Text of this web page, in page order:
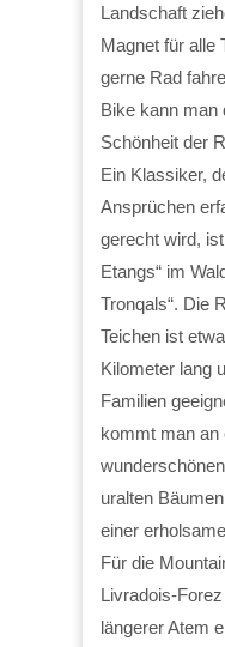
Landschaft
Magnet für alle
gerne Rad
Bike kann man
Schönheit der
Ein Klassiker,
Ansprüchen
gerecht wird, ist
Etangs“ im
Tronqals“. Die
Teichen ist
Kilometer lang
Familien
kommt man an
uralten
einer
Für die
Livradois-
längerer Atem